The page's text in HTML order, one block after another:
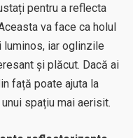
pentru a reflecta
va face ca holul
luminos, iar oglinzile
și plăcut. Dacă ai
față poate ajuta la
spațiu mai aerisit.